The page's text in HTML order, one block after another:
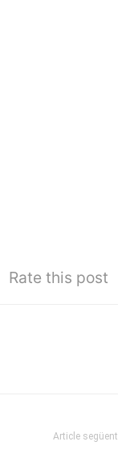
Rate this post
Article següent